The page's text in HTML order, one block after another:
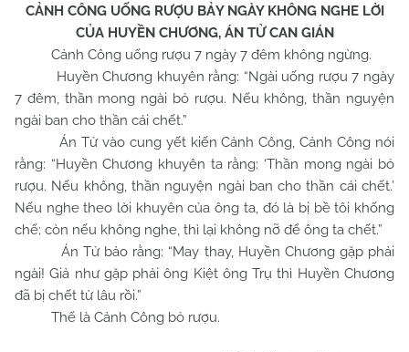
CẢNH CÔNG UỐNG RƯỢU BẢY NGÀY KHÔNG NGHE LỜI
CỦA HUYỀN CHƯƠNG, ÁN TỬ CAN GIÁN
Cảnh Công uống rượu 7 ngày 7 đêm không ngừng.
Huyền Chương khuyên rằng: “Ngài uống rượu 7 ngày
7 đêm, thần mong ngài bỏ rượu. Nếu không, thần nguyện
ngài ban cho thần cái chết.”
Án Tử vào cung yết kiến Cảnh Công, Cảnh Công nói
rằng: “Huyền Chương khuyên ta rằng: ‘Thần mong ngài bỏ
rượu. Nếu không, thần nguyện ngài ban cho thần cái chết.’
Nếu nghe theo lời khuyên của ông ta, đó là bị bề tôi khống
chế; còn nếu không nghe, thì lại không nỡ để ông ta chết.”
Án Tử bảo rằng: “May thay, Huyền Chương gặp phải
ngài! Giả như gặp phải ông Kiệt ông Trụ thì Huyền Chương
đã bị chết từ lâu rồi.”
Thế là Cảnh Công bỏ rượu.